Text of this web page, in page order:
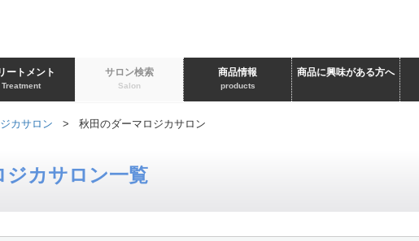
ートメント
Treatment
サロン検索
Salon
商品情報
products
商品に興味がある方へ
カサロン > 秋田のダーマロジカサロン
ジカサロン一覧